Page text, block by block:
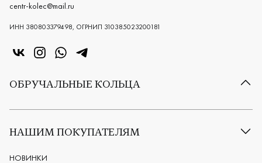
centr-kolec@mail.ru
ИНН 380803379498, ОГРНИП 310385023200181
«Центр колец» в VK
«Центр колец» в Instagram
«Центр колец» в Whatsapp
«Центр колец» в Telegram
ОБРУЧАЛЬНЫЕ КОЛЬЦА
Все обручальные кольца
Европейские обручальные кольца
Мужские обручальные кольца
НАШИМ ПОКУПАТЕЛЯМ
НОВИНКИ